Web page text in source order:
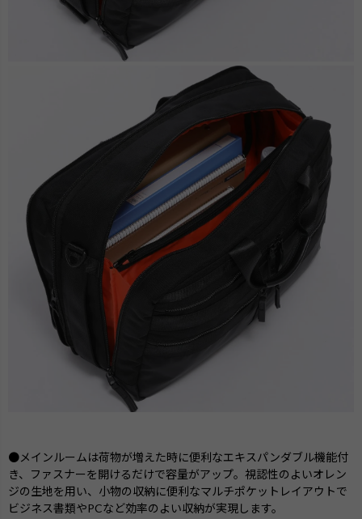
●メインルームは荷物が増えた時に便利なエキスパンダブル機能付
き、ファスナーを開けるだけで容量がアップ。視認性のよいオレン
ジの生地を用い、小物の収納に便利なマルチポケットレイアウトで
ビジネス書類やPCなど効率のよい収納が実現します。